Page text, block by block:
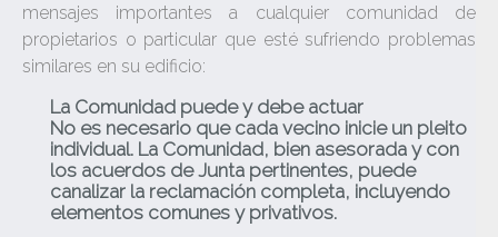
mensajes importantes a cualquier comunidad de
propietarios o particular que esté sufriendo problemas
similares en su edificio:
La Comunidad puede y debe actuar
No es necesario que cada vecino inicie un pleito
individual. La Comunidad, bien asesorada y con
los acuerdos de Junta pertinentes, puede
canalizar la reclamación completa, incluyendo
elementos comunes y privativos.